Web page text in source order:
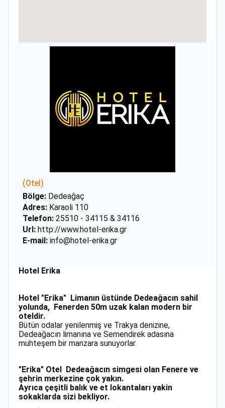
(Otel)
Bölge: Dedeağaç
Adres: Karaoli 110
Telefon: 25510 - 34115 & 34116
Url: http://www.hotel-erika.gr
E-mail: info@hotel-erika.gr
Hotel Erika
Ηοtel "Erika" Limanın üstünde Dedeağacın sahil
yolunda, Fenerden 50m uzak kalan modern bir
oteldir.
Bütün odalar yenilenmiş ve Trakya denizine,
Dedeağacın limanına ve Semendirek adasına
muhteşem bir manzara sunuyorlar.
"Erika" Otel Dedeağacın simgesi olan Fenere ve
şehrin merkezine çok yakın.
Ayrıca çeşitli balık ve et lokantaları yakin
sokaklarda sizi bekliyor.